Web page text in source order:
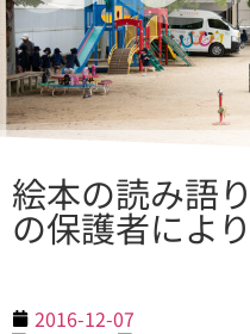
絵本の読み語
の保護者によ
2016-12-07